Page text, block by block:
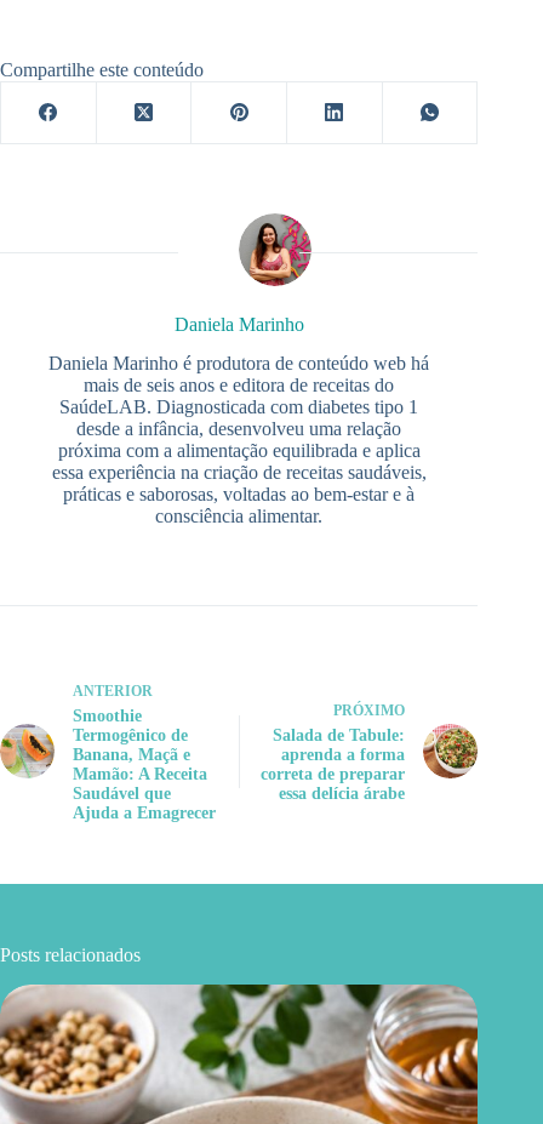
Compartilhe este conteúdo
Daniela Marinho
Daniela Marinho é produtora de conteúdo web há
mais de seis anos e editora de receitas do
SaúdeLAB. Diagnosticada com diabetes tipo 1
desde a infância, desenvolveu uma relação
próxima com a alimentação equilibrada e aplica
essa experiência na criação de receitas saudáveis,
práticas e saborosas, voltadas ao bem-estar e à
consciência alimentar.
ANTERIOR
Smoothie
Termogênico de
Banana, Maçã e
Mamão: A Receita
Saudável que
Ajuda a Emagrecer
PRÓXIMO
Salada de Tabule:
aprenda a forma
correta de preparar
essa delícia árabe
Posts relacionados